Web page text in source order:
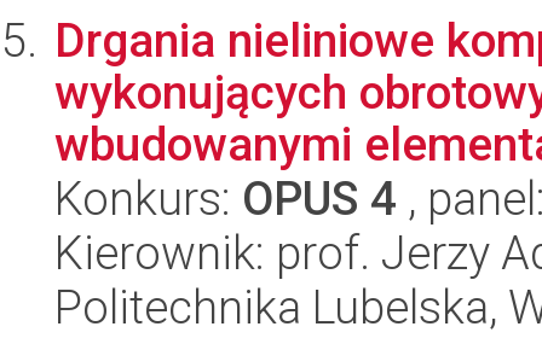
Drgania nieliniowe
wykonujących
wbudowanymi
Konkurs: OPUS 4 ,
Kierownik: prof. Jerzy
Politechnika Lubelska,